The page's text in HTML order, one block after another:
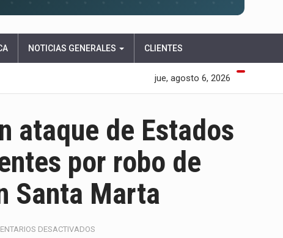
NOTICIAS GENERALES CLIENTES
jue, agosto 6, 2026
ataque de Estados
por robo de
Santa Marta
DESACTIVADOS